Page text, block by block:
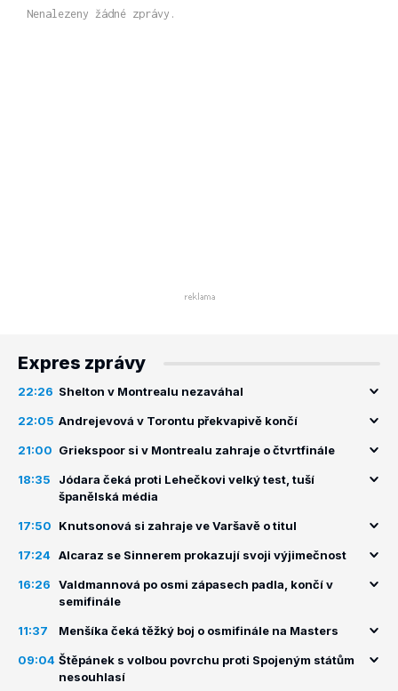
Nenalezeny žádné zprávy.
Expres zprávy
22:26 Shelton v Montrealu nezaváhal
22:05 Andrejevová v Torontu překvapivě končí
21:00 Griekspoor si v Montrealu zahraje o čtvrtfinále
18:35
Jódara čeká proti Lehečkovi velký test, tuší
španělská média
17:50 Knutsonová si zahraje ve Varšavě o titul
17:24 Alcaraz se Sinnerem prokazují svoji výjimečnost
16:26
Valdmannová po osmi zápasech padla, končí v
semifinále
11:37 Menšíka čeká těžký boj o osmifinále na Masters
09:04 Štěpánek s volbou povrchu proti Spojeným státům
nesouhlasí